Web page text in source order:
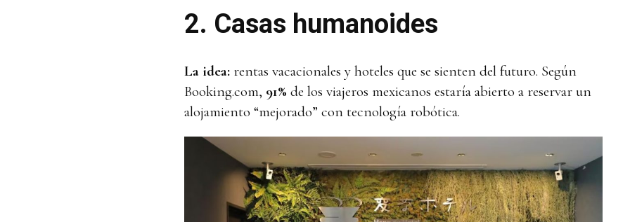
2. Casas humanoides
La idea: rentas vacacionales y hoteles que se sienten del futuro. Según
Booking.com, 91% de los viajeros mexicanos estaría abierto a reservar un
alojamiento “mejorado” con tecnología robótica.